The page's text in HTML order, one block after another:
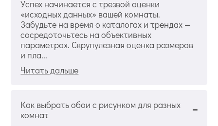
Успех начинается с трезвой оценки
«исходных данных» вашей комнаты.
Забудьте на время о каталогах и трендах —
сосредоточьтесь на объективных
параметрах. Скрупулезная оценка размеров
и пла...
Читать дальше
Как выбрать обои с рисунком для разных
комнат